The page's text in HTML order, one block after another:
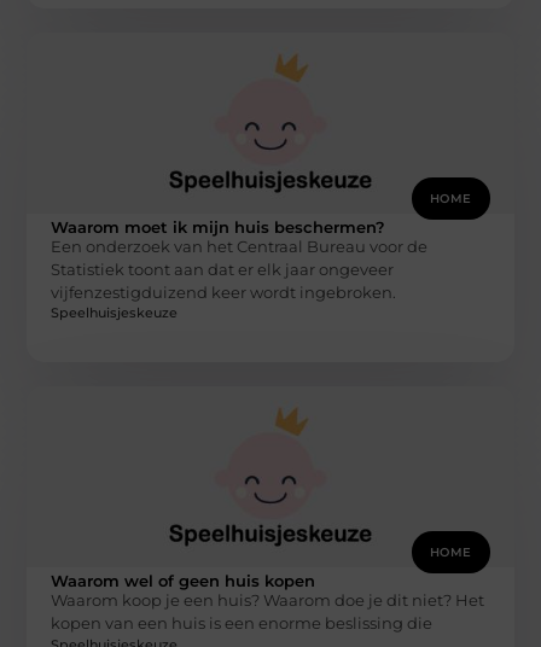
HOME
Waarom moet ik mijn huis beschermen?
Een onderzoek van het Centraal Bureau voor de
Statistiek toont aan dat er elk jaar ongeveer
vijfenzestigduizend keer wordt ingebroken.
Speelhuisjeskeuze
HOME
Waarom wel of geen huis kopen
Waarom koop je een huis? Waarom doe je dit niet? Het
kopen van een huis is een enorme beslissing die